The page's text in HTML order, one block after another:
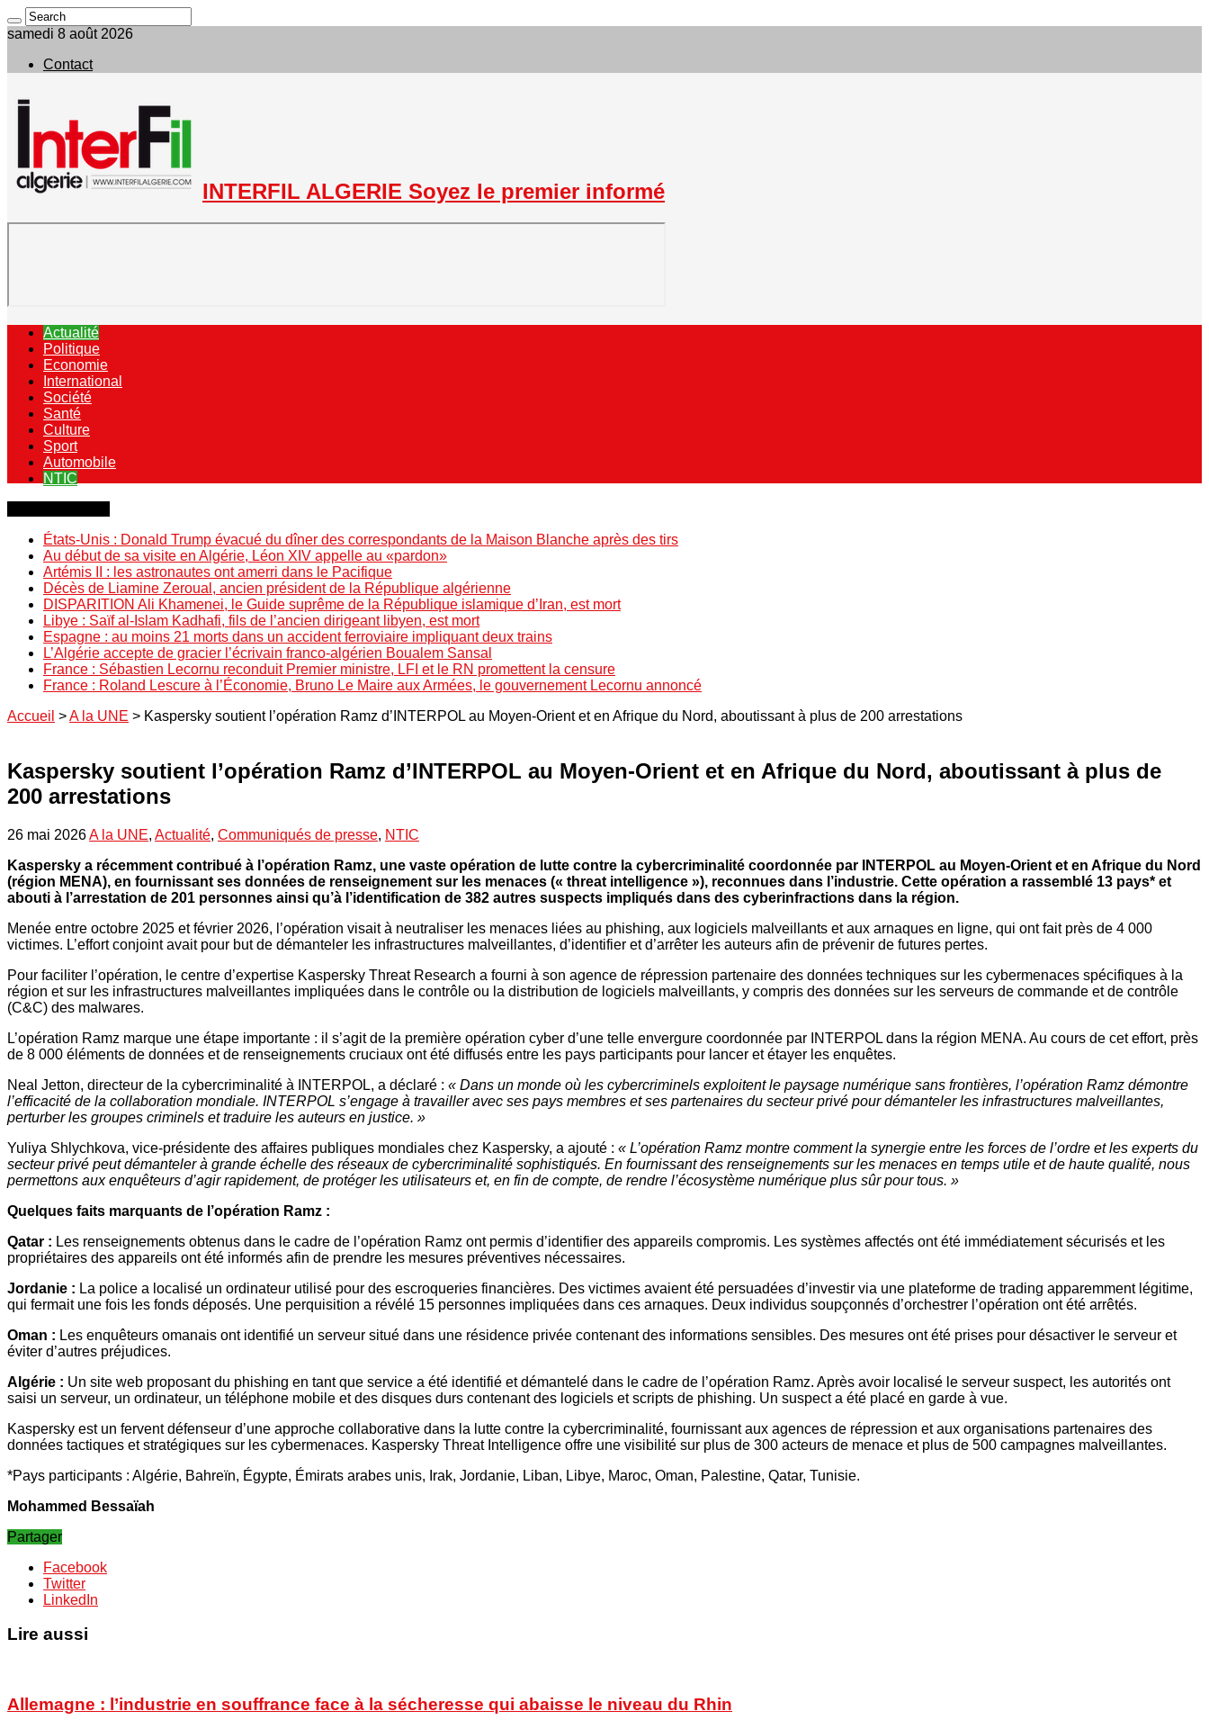
samedi 8 août 2026
Contact
INTERFIL ALGERIE Soyez le premier informé
Actualité
Politique
Economie
International
Société
Santé
Culture
Sport
Automobile
NTIC
États-Unis : Donald Trump évacué du dîner des correspondants de la Maison Blanche après des tirs
Au début de sa visite en Algérie, Léon XIV appelle au «pardon»
Artémis II : les astronautes ont amerri dans le Pacifique
Décès de Liamine Zeroual, ancien président de la République algérienne
DISPARITION Ali Khamenei, le Guide suprême de la République islamique d’Iran, est mort
Libye : Saïf al-Islam Kadhafi, fils de l’ancien dirigeant libyen, est mort
Espagne : au moins 21 morts dans un accident ferroviaire impliquant deux trains
L’Algérie accepte de gracier l’écrivain franco-algérien Boualem Sansal
France : Sébastien Lecornu reconduit Premier ministre, LFI et le RN promettent la censure
France : Roland Lescure à l’Économie, Bruno Le Maire aux Armées, le gouvernement Lecornu annoncé
Accueil >A la UNE > Kaspersky soutient l’opération Ramz d’INTERPOL au Moyen‑Orient et en Afrique du Nord, aboutissant à plus de 200 arrestations
Kaspersky soutient l’opération Ramz d’INTERPOL au Moyen‑Orient et en Afrique du Nord, aboutissant à plus de
200 arrestations
26 mai 2026A la UNE, Actualité, Communiqués de presse, NTIC
Kaspersky a récemment contribué à l’opération Ramz, une vaste opération de lutte contre la cybercriminalité coordonnée par INTERPOL au Moyen‑Orient et en Afrique du Nord
(région MENA), en fournissant ses données de renseignement sur les menaces (« threat intelligence »), reconnues dans l’industrie. Cette opération a rassemblé 13 pays* et
abouti à l’arrestation de 201 personnes ainsi qu’à l’identification de 382 autres suspects impliqués dans des cyberinfractions dans la région.
Menée entre octobre 2025 et février 2026, l’opération visait à neutraliser les menaces liées au phishing, aux logiciels malveillants et aux arnaques en ligne, qui ont fait près de 4 000
victimes. L’effort conjoint avait pour but de démanteler les infrastructures malveillantes, d’identifier et d’arrêter les auteurs afin de prévenir de futures pertes.
Pour faciliter l’opération, le centre d’expertise Kaspersky Threat Research a fourni à son agence de répression partenaire des données techniques sur les cybermenaces spécifiques à la
région et sur les infrastructures malveillantes impliquées dans le contrôle ou la distribution de logiciels malveillants, y compris des données sur les serveurs de commande et de contrôle
(C&C) des malwares.
L’opération Ramz marque une étape importante : il s’agit de la première opération cyber d’une telle envergure coordonnée par INTERPOL dans la région MENA. Au cours de cet effort, près
de 8 000 éléments de données et de renseignements cruciaux ont été diffusés entre les pays participants pour lancer et étayer les enquêtes.
Neal Jetton, directeur de la cybercriminalité à INTERPOL, a déclaré : « Dans un monde où les cybercriminels exploitent le paysage numérique sans frontières, l’opération Ramz démontre
l’efficacité de la collaboration mondiale. INTERPOL s’engage à travailler avec ses pays membres et ses partenaires du secteur privé pour démanteler les infrastructures malveillantes,
perturber les groupes criminels et traduire les auteurs en justice. »
Yuliya Shlychkova, vice‑présidente des affaires publiques mondiales chez Kaspersky, a ajouté : « L’opération Ramz montre comment la synergie entre les forces de l’ordre et les experts du
secteur privé peut démanteler à grande échelle des réseaux de cybercriminalité sophistiqués. En fournissant des renseignements sur les menaces en temps utile et de haute qualité, nous
permettons aux enquêteurs d’agir rapidement, de protéger les utilisateurs et, en fin de compte, de rendre l’écosystème numérique plus sûr pour tous. »
Quelques faits marquants de l’opération Ramz :
Qatar : Les renseignements obtenus dans le cadre de l’opération Ramz ont permis d’identifier des appareils compromis. Les systèmes affectés ont été immédiatement sécurisés et les
propriétaires des appareils ont été informés afin de prendre les mesures préventives nécessaires.
Jordanie : La police a localisé un ordinateur utilisé pour des escroqueries financières. Des victimes avaient été persuadées d’investir via une plateforme de trading apparemment légitime,
qui fermait une fois les fonds déposés. Une perquisition a révélé 15 personnes impliquées dans ces arnaques. Deux individus soupçonnés d’orchestrer l’opération ont été arrêtés.
Oman : Les enquêteurs omanais ont identifié un serveur situé dans une résidence privée contenant des informations sensibles. Des mesures ont été prises pour désactiver le serveur et
éviter d’autres préjudices.
Algérie : Un site web proposant du phishing en tant que service a été identifié et démantelé dans le cadre de l’opération Ramz. Après avoir localisé le serveur suspect, les autorités ont
saisi un serveur, un ordinateur, un téléphone mobile et des disques durs contenant des logiciels et scripts de phishing. Un suspect a été placé en garde à vue.
Kaspersky est un fervent défenseur d’une approche collaborative dans la lutte contre la cybercriminalité, fournissant aux agences de répression et aux organisations partenaires des
données tactiques et stratégiques sur les cybermenaces. Kaspersky Threat Intelligence offre une visibilité sur plus de 300 acteurs de menace et plus de 500 campagnes malveillantes.
*Pays participants : Algérie, Bahreïn, Égypte, Émirats arabes unis, Irak, Jordanie, Liban, Libye, Maroc, Oman, Palestine, Qatar, Tunisie.
Mohammed Bessaïah
Partager
Facebook
Twitter
LinkedIn
Lire aussi
Allemagne : l’industrie en souffrance face à la sécheresse qui abaisse le niveau du Rhin